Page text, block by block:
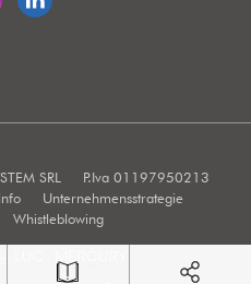
SRL
P.Iva 01197950213
Unternehmensstrategie
Whistleblowing